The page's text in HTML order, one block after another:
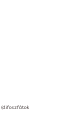
(difoszfátok